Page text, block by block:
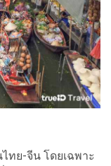
ย-จีน โดยเฉพาะ